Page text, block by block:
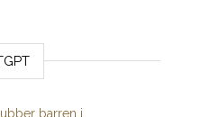
barren i